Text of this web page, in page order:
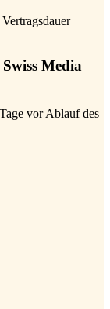
Media
vor Ablauf des